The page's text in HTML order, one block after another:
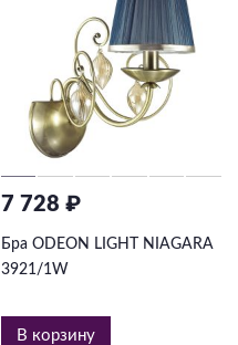
7 728 ₽
Бра ODEON LIGHT NIAGARA
3921/1W
В корзину